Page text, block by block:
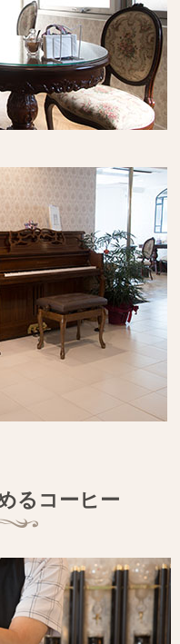
るコーヒー